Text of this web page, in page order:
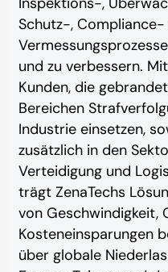
Schutz-, Compliance-
und zu verbessern.
Kunden, die
Bereichen
Industrie einsetzen,
zusätzlich in den
Verteidigung und
trägt ZenaTechs
von Geschwindigkeit,
Kosteneinsparungen
über globale